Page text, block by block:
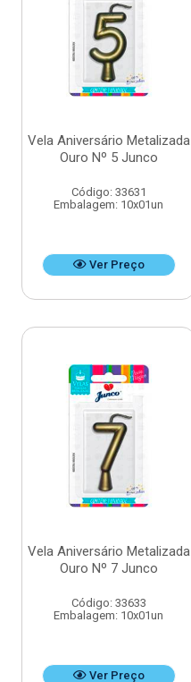
Vela Aniversário Metalizada
Ouro Nº 5 Junco
Código: 33631
Embalagem: 10x01un
Ver Preço
Vela Aniversário Metalizada
Ouro Nº 7 Junco
Código: 33633
Embalagem: 10x01un
Ver Preço